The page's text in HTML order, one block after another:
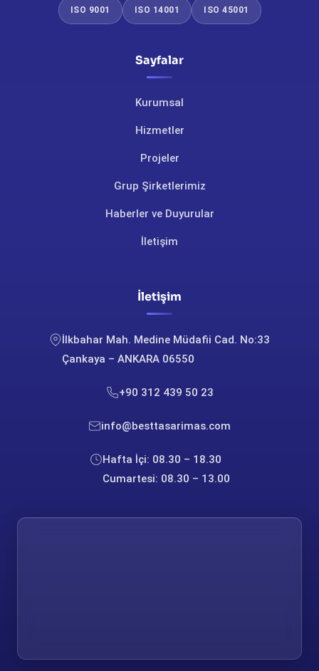
ISO 9001 ISO 14001 ISO 45001
Sayfalar
Kurumsal
Hizmetler
Projeler
Grup Şirketlerimiz
Haberler ve Duyurular
İletişim
İletişim
İlkbahar Mah. Medine Müdafii Cad. No:33
Çankaya – ANKARA 06550
+90 312 439 50 23
info@besttasarimas.com
Hafta İçi: 08.30 – 18.30
Cumartesi: 08.30 – 13.00